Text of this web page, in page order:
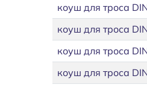
коуш для троса
коуш для троса
коуш для троса
коуш для троса